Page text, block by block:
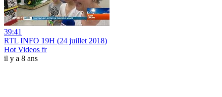
39:41
RTL INFO 19H (24 juillet 2018)
Hot Videos fr
il y a 8 ans